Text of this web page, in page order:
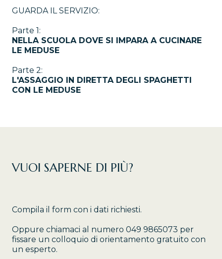
GUARDA IL SERVIZIO:
Parte 1:
NELLA SCUOLA DOVE SI IMPARA A CUCINARE
LE MEDUSE
Parte 2:
L'ASSAGGIO IN DIRETTA DEGLI SPAGHETTI
CON LE MEDUSE
VUOI SAPERNE DI PIÙ?
Compila il form con i dati richiesti.
Oppure chiamaci al numero 049 9865073 per
fissare un colloquio di orientamento gratuito con
un esperto.